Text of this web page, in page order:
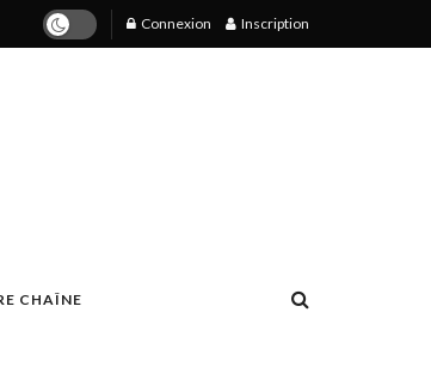
Connexion Inscription
CHAÎNE